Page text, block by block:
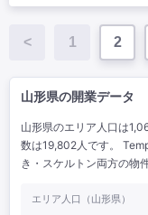
< 1 2
山形県の開業データ
山形県のエリア人口は
数は19,802人です。
き・スケルトン両方の物
エリア人口（山形県）